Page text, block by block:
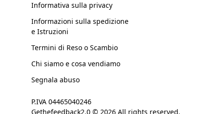
Informativa sulla privacy
Informazioni sulla spedizione
e Istruzioni
Termini di Reso o Scambio
Chi siamo e cosa vendiamo
Segnala abuso
P.IVA 04465040246
Gethefeedback2.0 © 2026 All rights reserved.